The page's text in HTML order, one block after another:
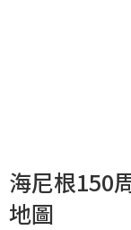
海尼根150
地圖